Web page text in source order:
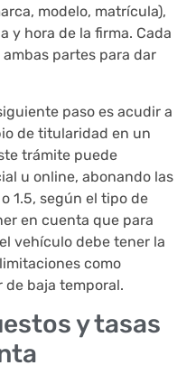
modelo, matrícula),
y hora de la firma. Cada
partes para dar
paso es acudir a
de titularidad en un
trámite puede
u online, abonando las
1.5, según el tipo de
en cuenta que para
vehículo debe tener la
como
de baja temporal.
y tasas